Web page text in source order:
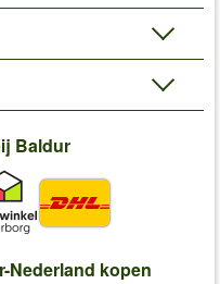
Baldur
Nederland kopen